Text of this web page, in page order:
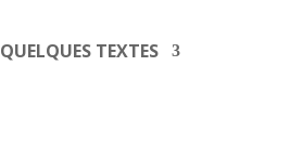
QUELQUES TEXTES